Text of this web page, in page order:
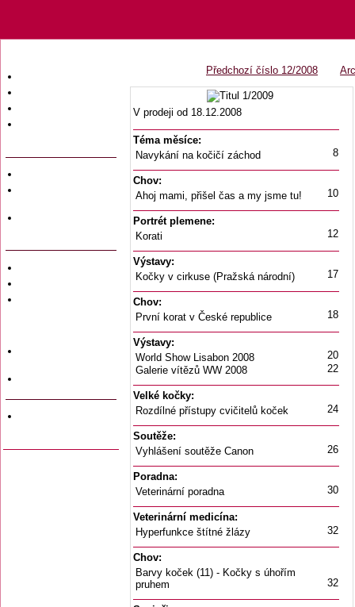
Předchozí číslo 12/2008
V prodeji od 18.12.2008
Téma měsíce:
Navykání na kočičí záchod
8
Chov:
Ahoj mami, přišel čas a my jsme tu!
10
Portrét plemene:
Korati
12
Výstavy:
Kočky v cirkuse (Pražská národní)
17
Chov:
První korat v České republice
18
Výstavy:
World Show Lisabon 2008
20
Galerie vítězů WW 2008
22
Velké kočky:
Rozdílné přístupy cvičitelů koček
24
Soutěže:
Vyhlášení soutěže Canon
26
Poradna:
Veterinární poradna
30
Veterinární medicína:
Hyperfunkce štítné žlázy
32
Chov:
Barvy koček (11) - Kočky s úhořím
pruhem
32